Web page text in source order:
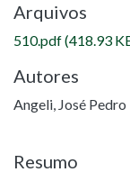
Arquivos
510.pdf(418.93
Autores
Angeli, José
Resumo